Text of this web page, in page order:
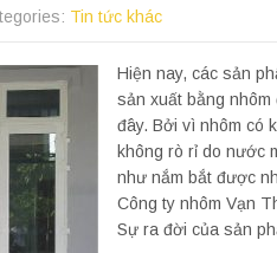
Tin tức khác
Hiện nay, các sản
sản xuất bằng
đây. Bởi vì nhôm có
không rò rỉ do nước
như nắm bắt được
Công ty nhôm Vạn
Sự ra đời của sản